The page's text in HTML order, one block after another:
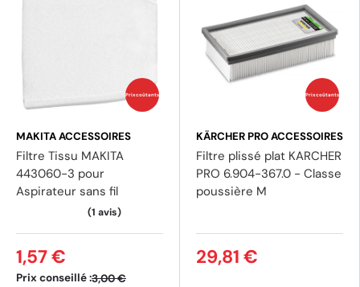
Prix coûtants
MAKITA ACCESSOIRES
Filtre Tissu MAKITA
443060-3 pour
Aspirateur sans fil
Prix conseillé :3,00 €
1,57 €
Prix coûtants
KÄRCHER PRO ACCESSOIRES
Filtre plissé plat KARCHER
PRO 6.904-367.0 - Classe
poussière M
29,81 €